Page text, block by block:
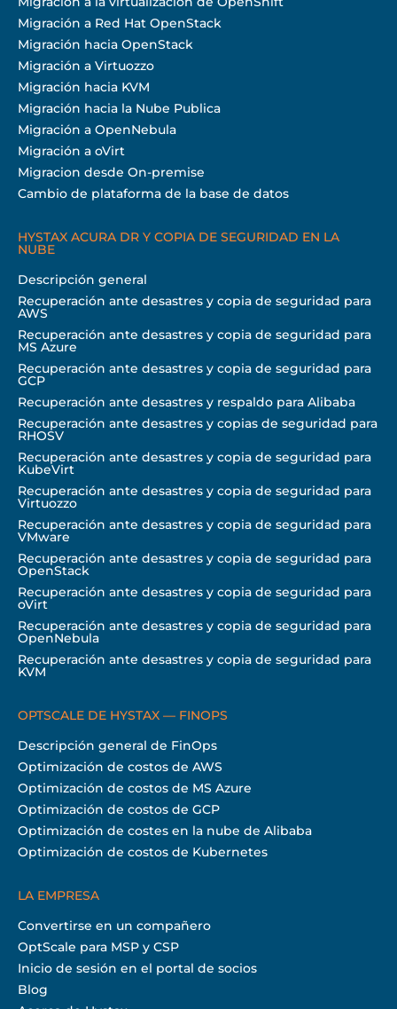
Migración a Red Hat OpenStack
Migración hacia OpenStack
Migración a Virtuozzo
Migración hacia KVM
Migración hacia la Nube Publica
Migración a OpenNebula
Migración a oVirt
Migracion desde On-premise
Cambio de plataforma de la base de datos
HYSTAX ACURA DR Y COPIA DE SEGURIDAD EN LA
NUBE
Descripción general
Recuperación ante desastres y copia de seguridad para
AWS
Recuperación ante desastres y copia de seguridad para
MS Azure
Recuperación ante desastres y copia de seguridad para
GCP
Recuperación ante desastres y respaldo para Alibaba
Recuperación ante desastres y copias de seguridad para
RHOSV
Recuperación ante desastres y copia de seguridad para
KubeVirt
Recuperación ante desastres y copia de seguridad para
Virtuozzo
Recuperación ante desastres y copia de seguridad para
VMware
Recuperación ante desastres y copia de seguridad para
OpenStack
Recuperación ante desastres y copia de seguridad para
oVirt
Recuperación ante desastres y copia de seguridad para
OpenNebula
Recuperación ante desastres y copia de seguridad para
KVM
OPTSCALE DE HYSTAX — FINOPS
Descripción general de FinOps
Optimización de costos de AWS
Optimización de costos de MS Azure
Optimización de costos de GCP
Optimización de costes en la nube de Alibaba
Optimización de costos de Kubernetes
LA EMPRESA
Convertirse en un compañero
OptScale para MSP y CSP
Inicio de sesión en el portal de socios
Blog